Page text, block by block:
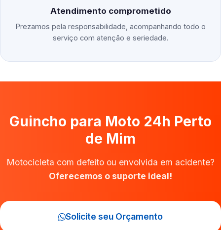
Atendimento comprometido
Prezamos pela responsabilidade, acompanhando todo o
serviço com atenção e seriedade.
Guincho para Moto 24h Perto
de Mim
Motocicleta com defeito ou envolvida em acidente?
Oferecemos o suporte ideal!
Solicite seu Orçamento